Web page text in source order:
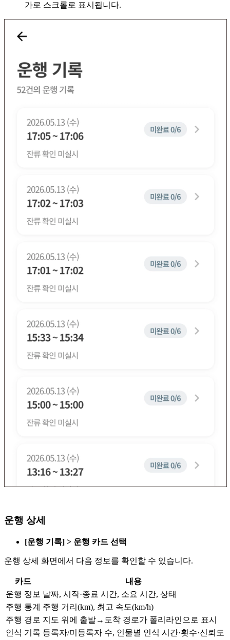
가로 스크롤로 표시됩니다.
운행 상세
[운행 기록] > 운행 카드 선택
운행 상세 화면에서 다음 정보를 확인할 수 있습니다.
카드
내용
운행 정보 날짜, 시작·종료 시간, 소요 시간, 상태
주행 통계 주행 거리(km), 최고 속도(km/h)
주행 경로 지도 위에 출발→도착 경로가 폴리라인으로 표시
인식 기록 등록자/미등록자 수, 인물별 인식 시간·횟수·신뢰도